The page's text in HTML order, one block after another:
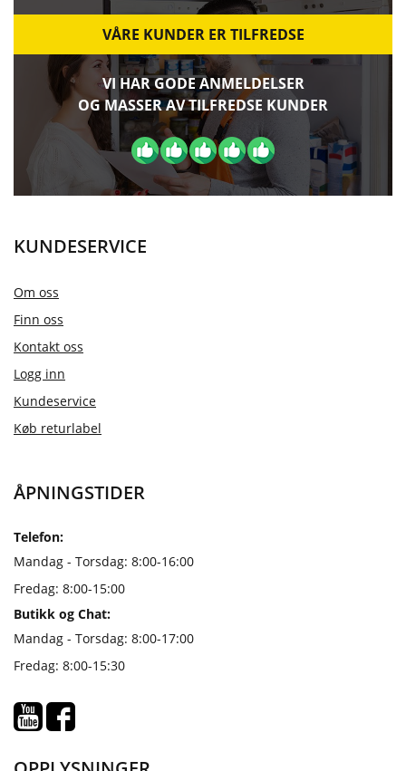
VÅRE KUNDER ER TILFREDSE
VI HAR GODE ANMELDELSER
OG MASSER AV TILFREDSE KUNDER
KUNDESERVICE
Om oss
Finn oss
Kontakt oss
Logg inn
Kundeservice
Køb returlabel
ÅPNINGSTIDER
Telefon:
Mandag - Torsdag: 8:00-16:00
Fredag: 8:00-15:00
Butikk og Chat:
Mandag - Torsdag: 8:00-17:00
Fredag: 8:00-15:30